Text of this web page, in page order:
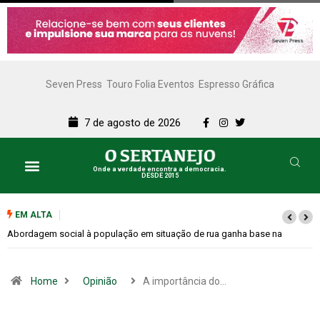
Seven Press Touro Folia Eventos Espresso Gráfica
7 de agosto de 2026
Onde a verdade encontra a democracia.
DESDE 2015
EM ALTA Cemitérios terão horário especial e missas no Dia dos Pais